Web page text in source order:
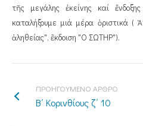
τῆς μεγάλης ἐκείνης καί
καταλήξουμε μιά μέρα ὁριστικά (
ἀληθείας", ἔκδοιση "Ο ΣΩΤΗΡ").
ΠΡΟΗΓΟΥΜΕΝΟ ΑΡΘΡΟ
Β΄ Κορινθίους ζ΄ 10